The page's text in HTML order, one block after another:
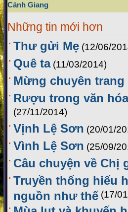
Cảnh Giang
Những tin mới hơn
Thư gửi Mẹ (12/06/
Quê ta (11/03/2014)
Mừng chuyên
Rượu trong văn
(27/11/2014)
Vịnh Lệ Sơn (20/01/
Vình Lệ Sơn (25/09/
Câu chuyện về Chị
Truyền thống hiếu
nguồn như thế (17/